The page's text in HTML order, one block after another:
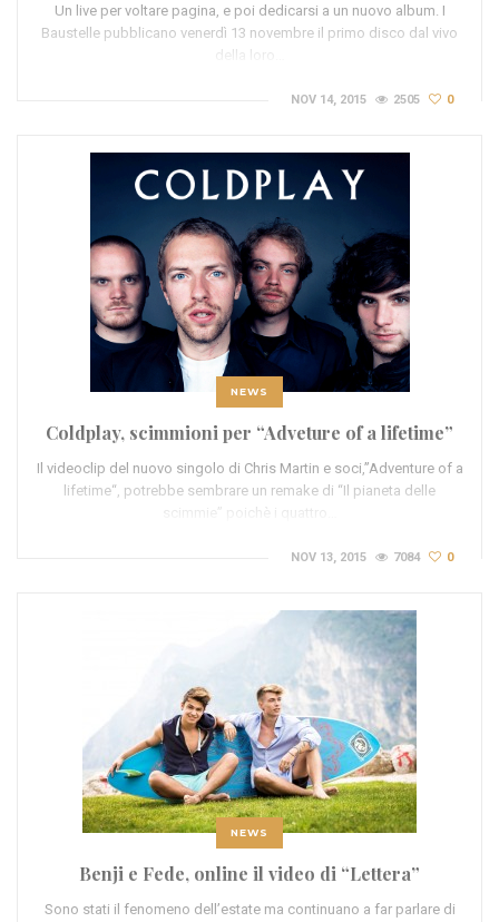
Un live per voltare pagina, e poi dedicarsi a un nuovo album. I
Baustelle pubblicano venerdì 13 novembre il primo disco dal vivo
NOV 14, 2015 2505 0
NEWS
Coldplay, scimmioni per “Adveture of a lifetime”
Il videoclip del nuovo singolo di Chris Martin e soci,”Adventure of a
lifetime“, potrebbe sembrare un remake di “Il pianeta delle
scimmie” poichè i quattro…
NOV 13, 2015 7084 0
NEWS
Benji e Fede, online il video di “Lettera”
Sono stati il fenomeno dell’estate ma continuano a far parlare di